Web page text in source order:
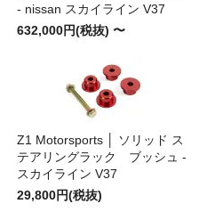
- nissan スカイライン V37
632,000円(税抜) 〜
Z1 Motorsports │ ソリッド ス
テアリングラック ブッシュ -
スカイライン V37
29,800円(税抜)